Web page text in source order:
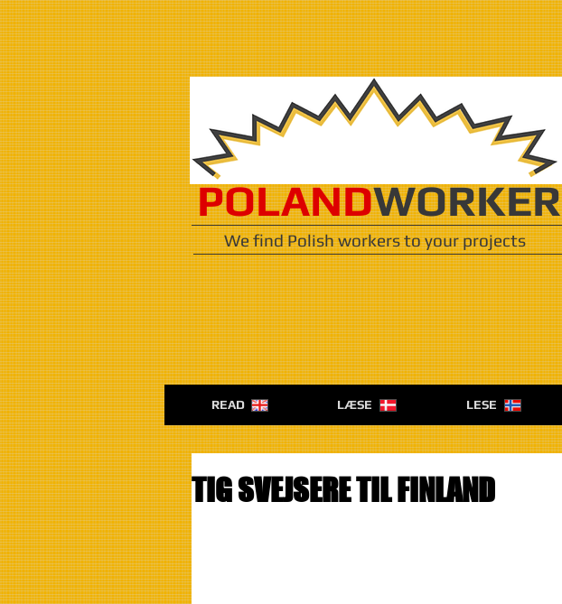
POLANDWORKER
We find Polish workersto your projects
READ LÆSE LESE
TIG SVEJSERE TIL FINLAND